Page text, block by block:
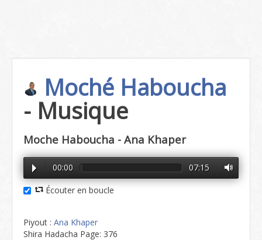
Moché Haboucha
- Musique
Moche Haboucha - Ana Khaper
00:00 07:15
Écouter en boucle
Piyout : Ana Khaper
Shira Hadacha Page: 376